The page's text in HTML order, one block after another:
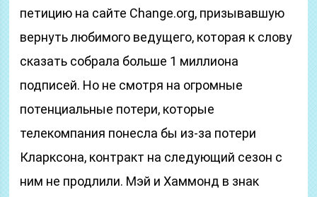
петицию на сайте Change.org, призывавшую
вернуть любимого ведущего, которая к слову
сказать собрала больше 1 миллиона
подписей. Но не смотря на огромные
потенциальные потери, которые
телекомпания понесла бы из-за потери
Кларксона, контракт на следующий сезон с
ним не продлили. Мэй и Хаммонд в знак